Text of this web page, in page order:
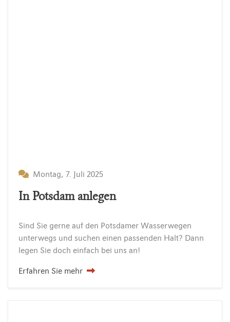
Montag, 7. Juli 2025
In Potsdam anlegen
Sind Sie gerne auf den Potsdamer Wasserwegen
unterwegs und suchen einen passenden Halt? Dann
legen Sie doch einfach bei uns an!
Erfahren Sie mehr